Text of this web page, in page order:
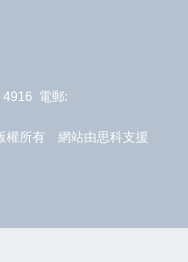
4916 電郵:
權所有 網站由思科支援